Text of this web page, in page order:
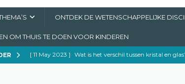
ONTDEK DE WETENSCHAPPELIJKE
OM THUIS TE DOEN VOOR KINDEREN
[ 11 May 2023 ] Wat is het verschil tussen kristal en